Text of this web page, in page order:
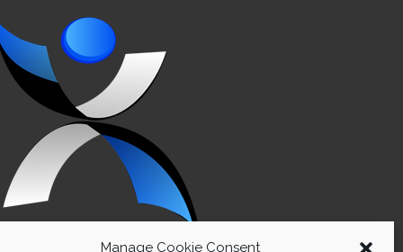
Manage Cookie Consent